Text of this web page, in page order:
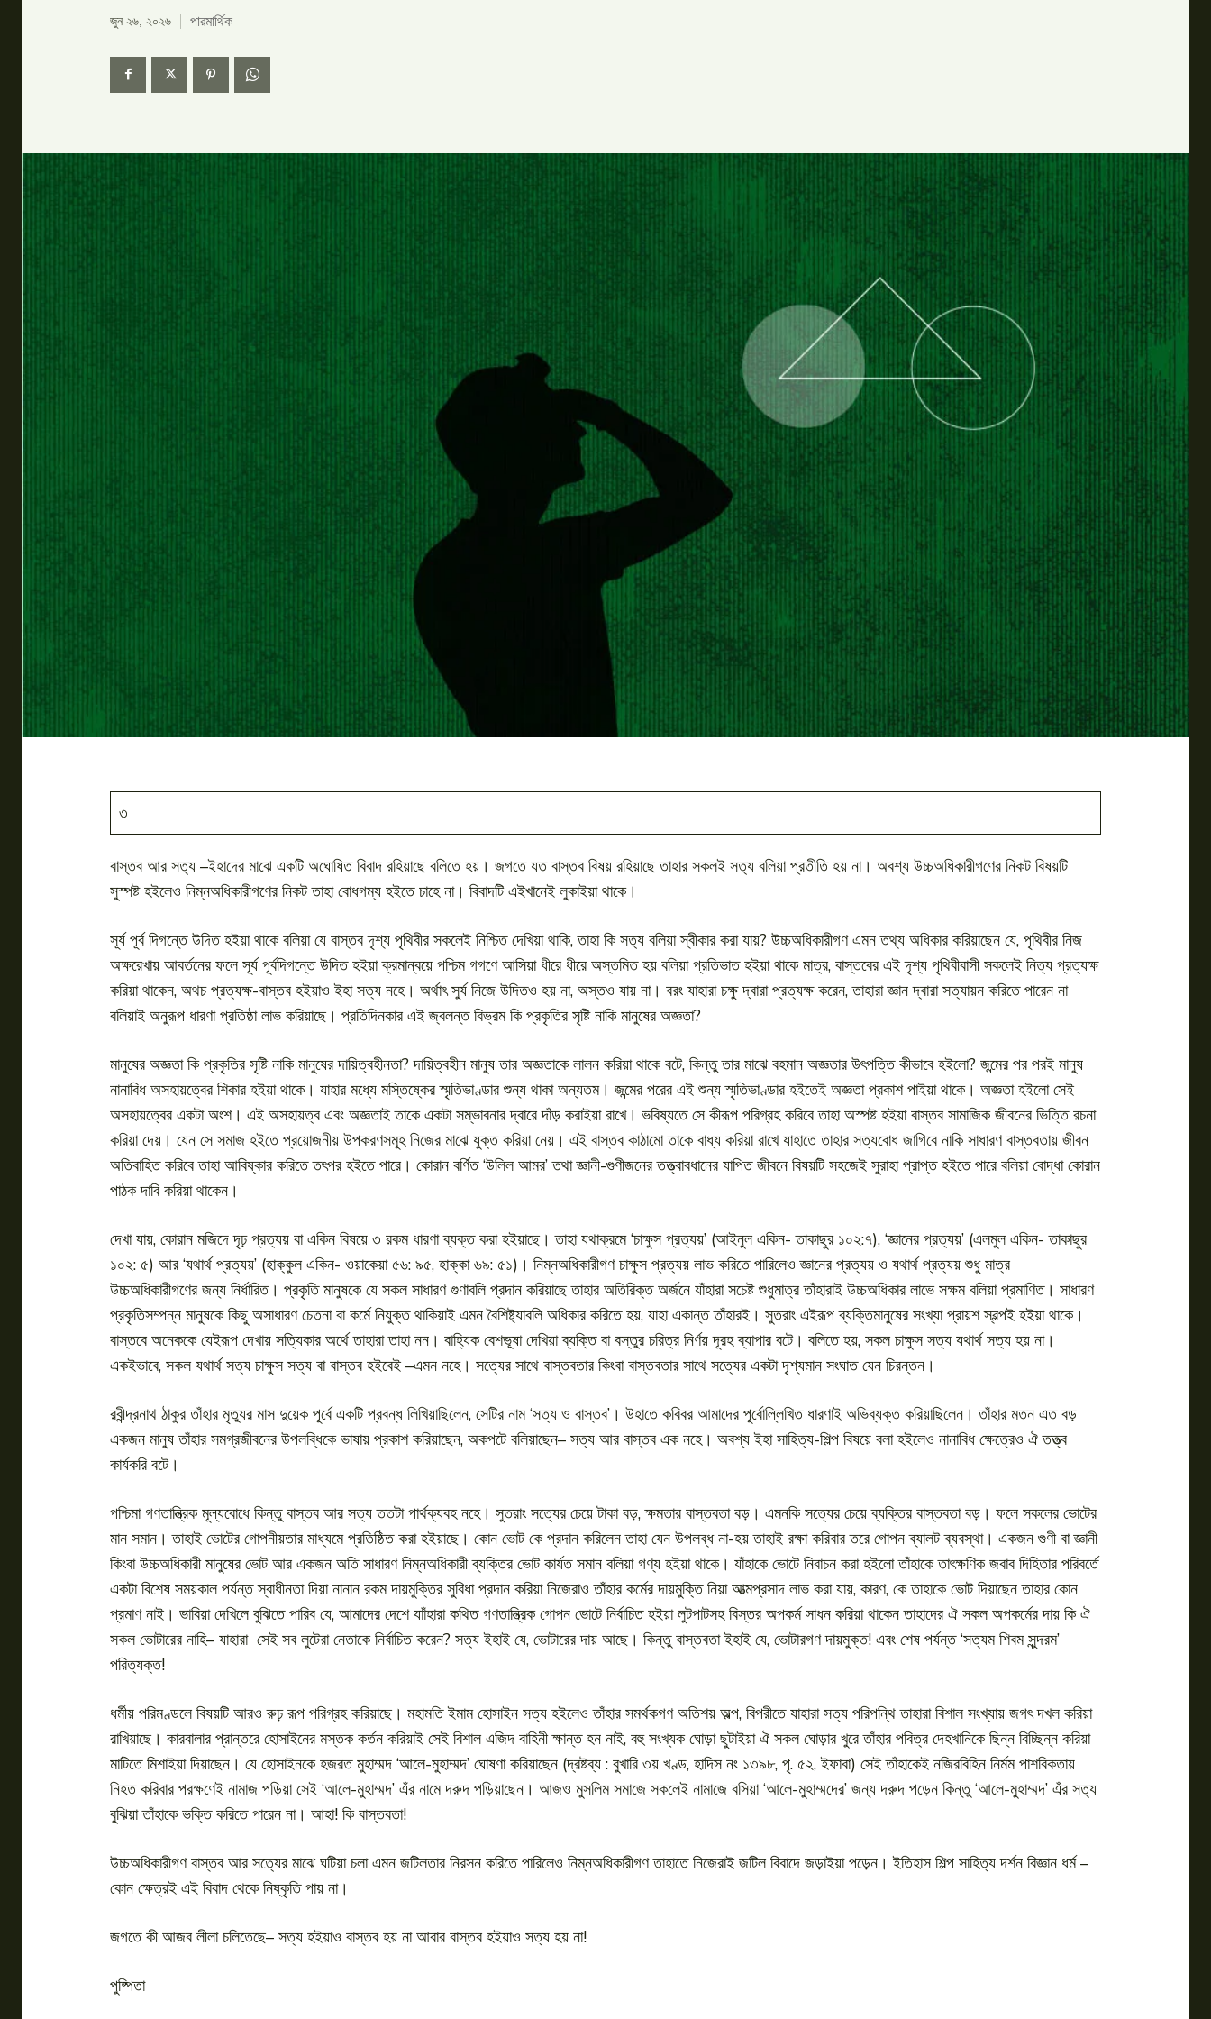
জুন ২৬, ২০২৬ পারমার্থিক
৩
বাস্তব আর সত্য –ইহাদের মাঝে একটি অঘোষিত বিবাদ রহিয়াছে বলিতে হয়। জগতে যত বাস্তব বিষয় রহিয়াছে তাহার সকলই সত্য বলিয়া প্রতীতি হয় না। অবশ্য উচ্চঅধিকারীগণের নিকট বিষয়টি
সুস্পষ্ট হইলেও নিম্নঅধিকারীগণের নিকট তাহা বোধগম্য হইতে চাহে না। বিবাদটি এইখানেই লুকাইয়া থাকে।
সূর্য পূর্ব দিগন্তে উদিত হইয়া থাকে বলিয়া যে বাস্তব দৃশ্য পৃথিবীর সকলেই নিশ্চিত দেখিয়া থাকি, তাহা কি সত্য বলিয়া স্বীকার করা যায়? উচ্চঅধিকারীগণ এমন তথ্য অধিকার করিয়াছেন যে, পৃথিবীর নিজ
অক্ষরেখায় আবর্তনের ফলে সূর্য পূর্বদিগন্তে উদিত হইয়া ক্রমান্বয়ে পশ্চিম গগণে আসিয়া ধীরে ধীরে অস্তমিত হয় বলিয়া প্রতিভাত হইয়া থাকে মাত্র, বাস্তবের এই দৃশ্য পৃথিবীবাসী সকলেই নিত্য প্রত্যক্ষ
করিয়া থাকেন, অথচ প্রত্যক্ষ-বাস্তব হইয়াও ইহা সত্য নহে। অর্থাৎ সুর্য নিজে উদিতও হয় না, অস্তও যায় না। বরং যাহারা চক্ষু দ্বারা প্রত্যক্ষ করেন, তাহারা জ্ঞান দ্বারা সত্যায়ন করিতে পারেন না
বলিয়াই অনুরূপ ধারণা প্রতিষ্ঠা লাভ করিয়াছে। প্রতিদিনকার এই জ্বলন্ত বিভ্রম কি প্রকৃতির সৃষ্টি নাকি মানুষের অজ্ঞতা?
মানুষের অজ্ঞতা কি প্রকৃতির সৃষ্টি নাকি মানুষের দায়িত্বহীনতা? দায়িত্বহীন মানুষ তার অজ্ঞতাকে লালন করিয়া থাকে বটে, কিন্তু তার মাঝে বহমান অজ্ঞতার উৎপত্তি কীভাবে হইলো? জন্মের পর পরই মানুষ
নানাবিধ অসহায়ত্বের শিকার হইয়া থাকে। যাহার মধ্যে মস্তিষ্কের স্মৃতিভাণ্ডার শুন্য থাকা অন্যতম। জন্মের পরের এই শুন্য স্মৃতিভাণ্ডার হইতেই অজ্ঞতা প্রকাশ পাইয়া থাকে। অজ্ঞতা হইলো সেই
অসহায়ত্বের একটা অংশ। এই অসহায়ত্ব এবং অজ্ঞতাই তাকে একটা সম্ভাবনার দ্বারে দাঁড় করাইয়া রাখে। ভবিষ্যতে সে কীরূপ পরিগ্রহ করিবে তাহা অস্পষ্ট হইয়া বাস্তব সামাজিক জীবনের ভিত্তি রচনা
করিয়া দেয়। যেন সে সমাজ হইতে প্রয়োজনীয় উপকরণসমূহ নিজের মাঝে যুক্ত করিয়া নেয়। এই বাস্তব কাঠামো তাকে বাধ্য করিয়া রাখে যাহাতে তাহার সত্যবোধ জাগিবে নাকি সাধারণ বাস্তবতায় জীবন
অতিবাহিত করিবে তাহা আবিষ্কার করিতে তৎপর হইতে পারে। কোরান বর্ণিত ‘উলিল আমর’ তথা জ্ঞানী-গুণীজনের তত্ত্বাবধানের যাপিত জীবনে বিষয়টি সহজেই সুরাহা প্রাপ্ত হইতে পারে বলিয়া বোদ্ধা কোরান
পাঠক দাবি করিয়া থাকেন।
দেখা যায়, কোরান মজিদে দৃঢ় প্রত্যয় বা একিন বিষয়ে ৩ রকম ধারণা ব্যক্ত করা হইয়াছে। তাহা যথাক্রমে ‘চাক্ষুস প্রত্যয়’ (আইনুল একিন- তাকাছুর ১০২:৭), ‘জ্ঞানের প্রত্যয়’ (এলমুল একিন- তাকাছুর
১০২: ৫) আর ‘যথার্থ প্রত্যয়’ (হাক্কুল একিন- ওয়াকেয়া ৫৬: ৯৫, হাক্কা ৬৯: ৫১)। নিম্নঅধিকারীগণ চাক্ষুস প্রত্যয় লাভ করিতে পারিলেও জ্ঞানের প্রত্যয় ও যথার্থ প্রত্যয় শুধু মাত্র
উচ্চঅধিকারীগণের জন্য নির্ধারিত। প্রকৃতি মানুষকে যে সকল সাধারণ গুণাবলি প্রদান করিয়াছে তাহার অতিরিক্ত অর্জনে যাঁহারা সচেষ্ট শুধুমাত্র তাঁহারাই উচ্চঅধিকার লাভে সক্ষম বলিয়া প্রমাণিত। সাধারণ
প্রকৃতিসম্পন্ন মানুষকে কিছু অসাধারণ চেতনা বা কর্মে নিযুক্ত থাকিয়াই এমন বৈশিষ্ট্যাবলি অধিকার করিতে হয়, যাহা একান্ত তাঁহারই। সুতরাং এইরূপ ব্যক্তিমানুষের সংখ্যা প্রায়শ স্বল্পই হইয়া থাকে।
বাস্তবে অনেককে যেইরূপ দেখায় সত্যিকার অর্থে তাহারা তাহা নন। বাহ্যিক বেশভূষা দেখিয়া ব্যক্তি বা বস্তুর চরিত্র নির্ণয় দূরহ ব্যাপার বটে। বলিতে হয়, সকল চাক্ষুস সত্য যথার্থ সত্য হয় না।
একইভাবে, সকল যথার্থ সত্য চাক্ষুস সত্য বা বাস্তব হইবেই –এমন নহে। সত্যের সাথে বাস্তবতার কিংবা বাস্তবতার সাথে সত্যের একটা দৃশ্যমান সংঘাত যেন চিরন্তন।
রবীন্দ্রনাথ ঠাকুর তাঁহার মৃত্যুর মাস দুয়েক পূর্বে একটি প্রবন্ধ লিখিয়াছিলেন, সেটির নাম ‘সত্য ও বাস্তব’। উহাতে কবিবর আমাদের পূর্বোল্লিখিত ধারণাই অভিব্যক্ত করিয়াছিলেন। তাঁহার মতন এত বড়
একজন মানুষ তাঁহার সমগ্রজীবনের উপলব্ধিকে ভাষায় প্রকাশ করিয়াছেন, অকপটে বলিয়াছেন– সত্য আর বাস্তব এক নহে। অবশ্য ইহা সাহিত্য-শিল্প বিষয়ে বলা হইলেও নানাবিধ ক্ষেত্রেও ঐ তত্ত্ব
কার্যকরি বটে।
পশ্চিমা গণতান্ত্রিক মূল্যবোধে কিন্তু বাস্তব আর সত্য ততটা পার্থক্যবহ নহে। সুতরাং সত্যের চেয়ে টাকা বড়, ক্ষমতার বাস্তবতা বড়। এমনকি সত্যের চেয়ে ব্যক্তির বাস্তবতা বড়। ফলে সকলের ভোটের
মান সমান। তাহাই ভোটের গোপনীয়তার মাধ্যমে প্রতিষ্ঠিত করা হইয়াছে। কোন ভোট কে প্রদান করিলেন তাহা যেন উপলব্ধ না-হয় তাহাই রক্ষা করিবার তরে গোপন ব্যালট ব্যবস্থা। একজন গুণী বা জ্ঞানী
কিংবা উচ্চঅধিকারী মানুষের ভোট আর একজন অতি সাধারণ নিম্নঅধিকারী ব্যক্তির ভোট কার্যত সমান বলিয়া গণ্য হইয়া থাকে। যাঁহাকে ভোটে নিবাচন করা হইলো তাঁহাকে তাৎক্ষণিক জবাব দিহিতার পরিবর্তে
একটা বিশেষ সময়কাল পর্যন্ত স্বাধীনতা দিয়া নানান রকম দায়মুক্তির সুবিধা প্রদান করিয়া নিজেরাও তাঁহার কর্মের দায়মুক্তি নিয়া আত্মপ্রসাদ লাভ করা যায়, কারণ, কে তাহাকে ভোট দিয়াছেন তাহার কোন
প্রমাণ নাই। ভাবিয়া দেখিলে বুঝিতে পারিব যে, আমাদের দেশে যাাঁহারা কথিত গণতান্ত্রিক গোপন ভোটে নির্বাচিত হইয়া লুটপাটসহ বিস্তর অপকর্ম সাধন করিয়া থাকেন তাহাদের ঐ সকল অপকর্মের দায় কি ঐ
সকল ভোটারের নাহি– যাহারা সেই সব লুটেরা নেতাকে নির্বাচিত করেন? সত্য ইহাই যে, ভোটারের দায় আছে। কিন্তু বাস্তবতা ইহাই যে, ভোটারগণ দায়মুক্ত! এবং শেষ পর্যন্ত ‘সত্যম শিবম সুন্দরম’
পরিত্যক্ত!
ধর্মীয় পরিমণ্ডলে বিষয়টি আরও রুঢ় রূপ পরিগ্রহ করিয়াছে। মহামতি ইমাম হোসাইন সত্য হইলেও তাঁহার সমর্থকগণ অতিশয় অল্প, বিপরীতে যাহারা সত্য পরিপন্থি তাহারা বিশাল সংখ্যায় জগৎ দখল করিয়া
রাখিয়াছে। কারবালার প্রান্তরে হোসাইনের মস্তক কর্তন করিয়াই সেই বিশাল এজিদ বাহিনী ক্ষান্ত হন নাই, বহু সংখ্যক ঘোড়া ছুটাইয়া ঐ সকল ঘোড়ার খুরে তাঁহার পবিত্র দেহখানিকে ছিন্ন বিচ্ছিন্ন করিয়া
মাটিতে মিশাইয়া দিয়াছেন। যে হোসাইনকে হজরত মুহাম্মদ ‘আলে-মুহাম্মদ’ ঘোষণা করিয়াছেন (দ্রষ্টব্য : বুখারি ৩য় খণ্ড, হাদিস নং ১৩৯৮, পৃ. ৫২, ইফাবা) সেই তাঁহাকেই নজিরবিহিন নির্মম পাশবিকতায়
নিহত করিবার পরক্ষণেই নামাজ পড়িয়া সেই ‘আলে-মুহাম্মদ’ এঁর নামে দরুদ পড়িয়াছেন। আজও মুসলিম সমাজে সকলেই নামাজে বসিয়া ‘আলে-মুহাম্মদের’ জন্য দরুদ পড়েন কিন্তু ‘আলে-মুহাম্মদ’ এঁর সত্য
বুঝিয়া তাঁহাকে ভক্তি করিতে পারেন না। আহা! কি বাস্তবতা!
উচ্চঅধিকারীগণ বাস্তব আর সত্যের মাঝে ঘটিয়া চলা এমন জটিলতার নিরসন করিতে পারিলেও নিম্নঅধিকারীগণ তাহাতে নিজেরাই জটিল বিবাদে জড়াইয়া পড়েন। ইতিহাস শিল্প সাহিত্য দর্শন বিজ্ঞান ধর্ম –
কোন ক্ষেত্রই এই বিবাদ থেকে নিষ্কৃতি পায় না।
জগতে কী আজব লীলা চলিতেছে– সত্য হইয়াও বাস্তব হয় না আবার বাস্তব হইয়াও সত্য হয় না!
পুষ্পিতা